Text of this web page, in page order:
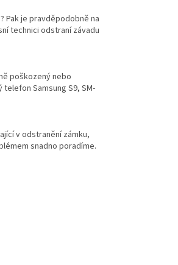
Pak je pravděpodobně na
technici odstraní závadu
poškozený nebo
Samsung S9, SM-
v odstranění zámku,
snadno poradíme.